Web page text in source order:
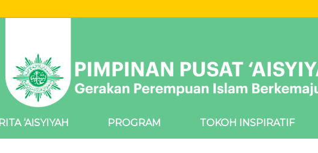
‘AISYIYAH PROGRAM TOKOH INSPIRATIF